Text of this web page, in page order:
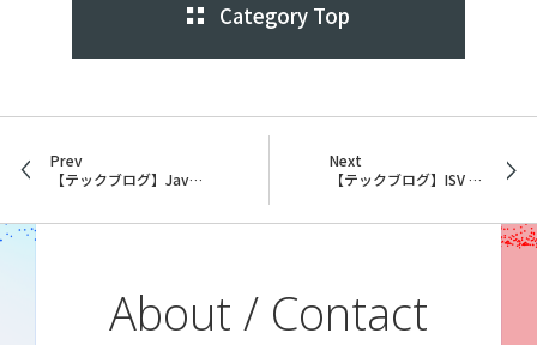
Category Top
Prev
【テックブログ】Javaの難デコンパイル化用ClassLoader
Next
【テックブログ】ISV パートナーとして他社のプラットフォームで製品を開発する
About / Contact